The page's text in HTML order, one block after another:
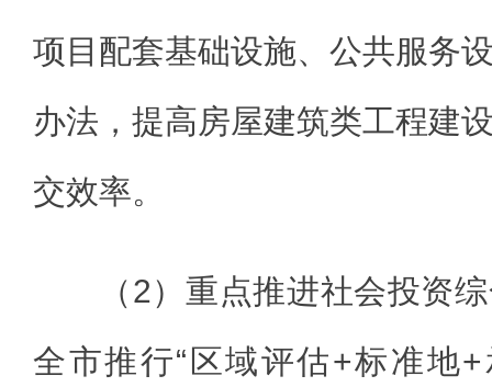
项目配套基础设施、公共服务
办法，提高房屋建筑类工程建
交效率。
（2）重点推进社会投资
全市推行“区域评估+标准地